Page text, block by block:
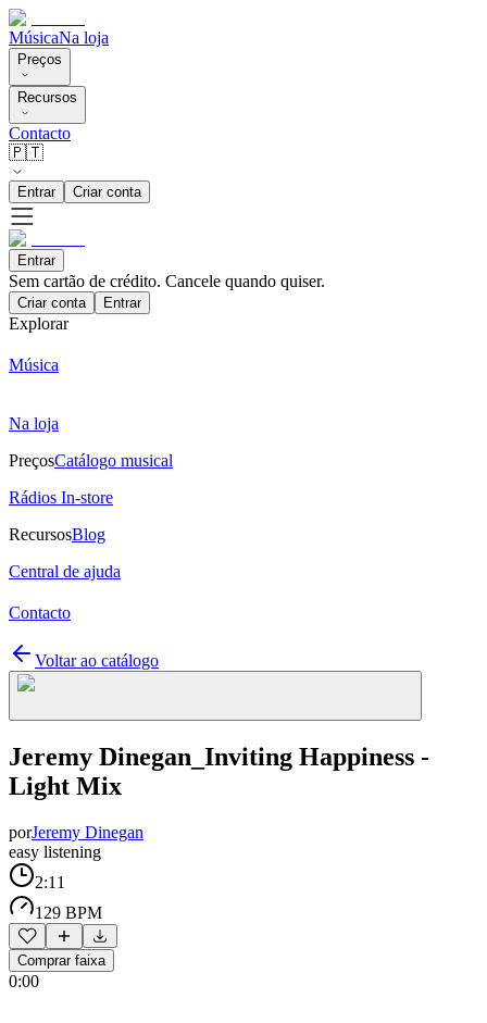
MúsicaNa loja
Preços
Recursos
Contacto
🇵🇹
Entrar Criar conta
Entrar
Sem cartão de crédito. Cancele quando quiser.
Criar conta Entrar
Explorar
Música
Na loja
PreçosCatálogo musical
Rádios In-store
RecursosBlog
Central de ajuda
Contacto
Voltar ao catálogo
Jeremy Dinegan_Inviting Happiness -
Light Mix
porJeremy Dinegan
easy listening
2:11
129 BPM
Comprar faixa
0:00